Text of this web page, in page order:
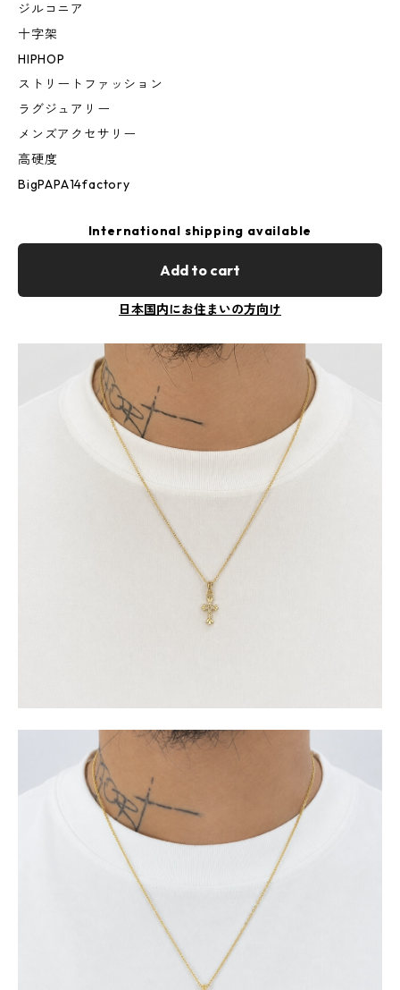
ジルコニア
十字架
HIPHOP
ストリートファッション
ラグジュアリー
メンズアクセサリー
高硬度
BigPAPA14factory
International shipping available
Add to cart
日本国内にお住まいの方向け